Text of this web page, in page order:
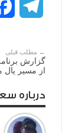
← مطلب قبلی
گزارش
از مسیر یال
درباره